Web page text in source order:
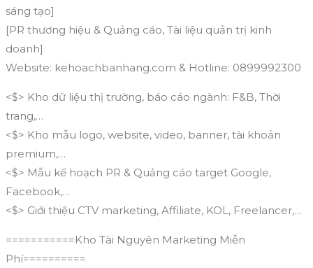
sáng tạo]
[PR thương hiệu & Quảng cáo, Tài liệu quản trị kinh
doanh]
Website: kehoachbanhang.com & Hotline: 0899992300
<$> Kho dữ liệu thị trường, báo cáo ngành: F&B, Thời
trang,…
<$> Kho mẫu logo, website, video, banner, tài khoản
premium,…
<$> Mẫu kế hoạch PR & Quảng cáo target Google,
Facebook,…
<$> Giới thiệu CTV marketing, Affiliate, KOL, Freelancer,…
===========Kho Tài Nguyên Marketing Miễn
Phí==========